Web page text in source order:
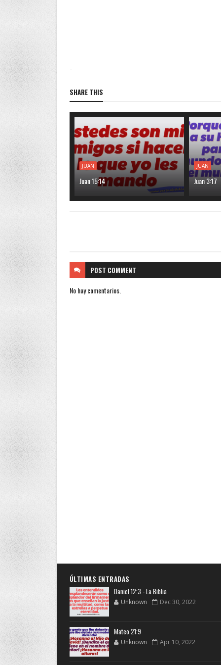
-
SHARE THIS
JUAN
Juan 15:14
JUAN
Juan 3:17
POST COMMENT
No hay comentarios.
ÚLTIMAS ENTRADAS
Daniel 12:3 - La Biblia
Unknown Dec 30, 2022
Mateo 21:9
Unknown Apr 10, 2022